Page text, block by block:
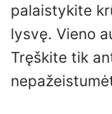
palaistykite
lysvę. Vieno
Tręškite tik